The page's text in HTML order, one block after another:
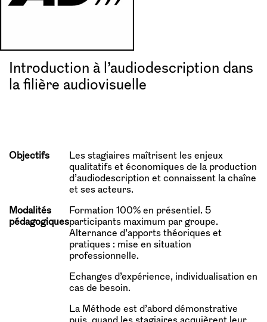
Introduction à l’audiodescription dans
la filière audiovisuelle
Objectifs
Les stagiaires maîtrisent les enjeux
qualitatifs et économiques de la production
d’audiodescription et connaissent la chaîne
et ses acteurs.
Modalités
pédagogiques
Formation 100% en présentiel. 5
participants maximum par groupe.
Alternance d’apports théoriques et
pratiques : mise en situation
professionnelle.
Echanges d’expérience, individualisation en
cas de besoin.
La Méthode est d’abord démonstrative
puis, quand les stagiaires acquièrent leur